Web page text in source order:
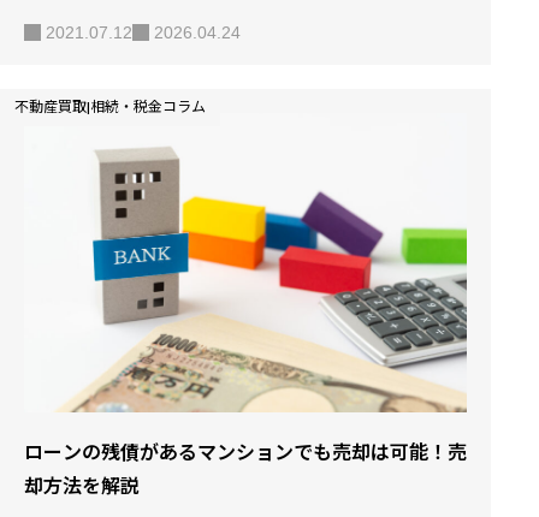
いのではないでしょうか？ 今回は、マンションを売却する
ときにのリフォームについて解説していきます。 本記事を
読むことで、マンションを売却するときにリフォームが必
要かどうかを知ることができます。 リフォームをするメリ
ットやデメリットもあるので、しっかりと理解した上で必
要かどうかを見極めていきましょう。 https://mij-jp.co…
2021.07.12 2026.04.24
不動産買取|相続・税金コラム
ローンの残債があるマンションでも売却は可能！売
却方法を解説